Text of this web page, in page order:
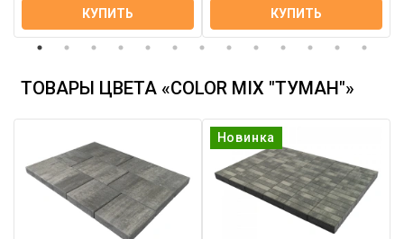
КУПИТЬ КУПИТЬ
ТОВАРЫ ЦВЕТА «COLOR MIX "ТУМАН"»
Новинка